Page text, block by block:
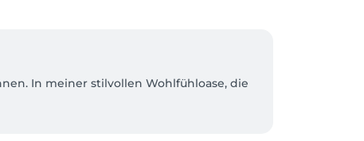
In meiner stilvollen Wohlfühloase, die